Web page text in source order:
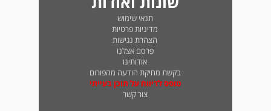
תנאי שימוש
מדיניות פרטיות
הצהרת נגישות
פרסם אצלנו
אודותינו
בקשת מחיקת הודעה מהפורום
טופס לדיווח על תוכן בעייתי
צור קשר